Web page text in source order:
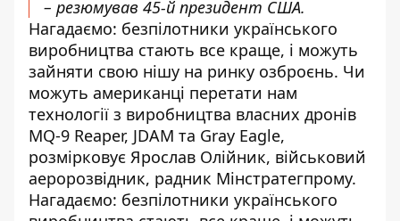
– резюмував 45-й президент США.
Нагадаємо: безпілотники українського
виробництва стають все краще, і можуть
зайняти свою нішу на ринку озброєнь. Чи
можуть американці перетати нам
технології з виробництва власних дронів
MQ-9 Reaper, JDAM та Gray Eagle,
розмірковує Ярослав Олійник, військовий
аеророзвідник, радник Мінстратегпрому.
Нагадаємо: безпілотники українського